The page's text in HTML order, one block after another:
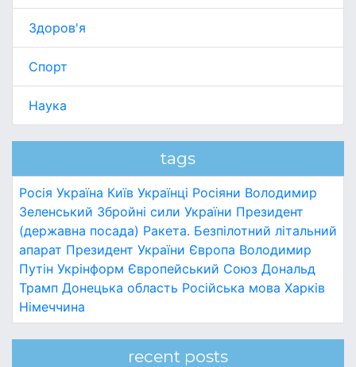
Здоров'я
Спорт
Наука
tags
Росія Україна Київ Українці Росіяни Володимир
Зеленський Збройні сили України Президент
(державна посада) Ракета. Безпілотний літальний
апарат Президент України Європа Володимир
Путін Укрінформ Європейський Союз Дональд
Трамп Донецька область Російська мова Харків
Німеччина
recent posts